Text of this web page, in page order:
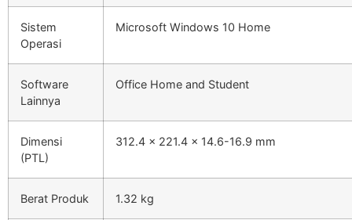
Sistem
Operasi
Microsoft Windows 10 Home
Software
Lainnya
Office Home and Student
Dimensi
(PTL)
312.4 x 221.4 x 14.6-16.9 mm
Berat Produk 1.32 kg